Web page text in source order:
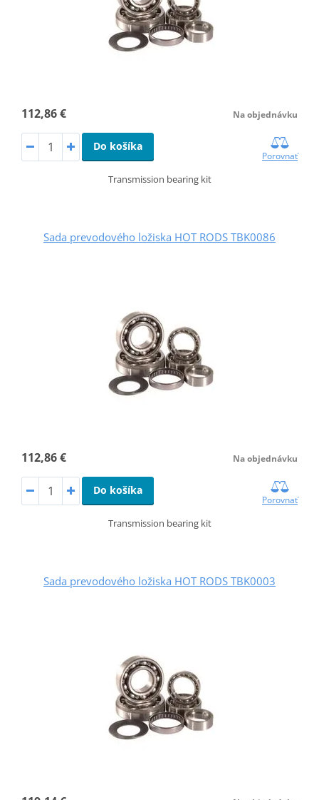
112,86 € Na objednávku
Do košíka
Porovnať
Transmission bearing kit
Sada prevodového ložiska HOT RODS TBK0086
112,86 € Na objednávku
Do košíka
Porovnať
Transmission bearing kit
Sada prevodového ložiska HOT RODS TBK0003